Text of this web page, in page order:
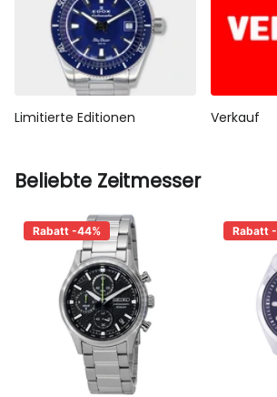
Limitierte Editionen Verkauf
Beliebte Zeitmesser
Rabatt -44% Rabatt